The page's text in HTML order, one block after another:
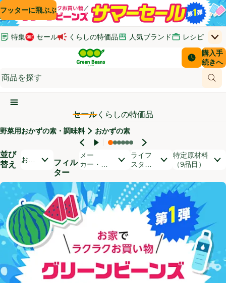
コンテンツに飛ぶ
検索に飛ぶ
フッターに飛ぶ
特集 セール くらしの特価品 人気ブランド レシピ
はじめてのお買い物ガイド
(新しいウィンドウで開く) (新しいウィンドウで開く)
サポート・ヘルプ・お問い合わせ
(新しいウィンドウで開く)
上
Green Beans
商
配送日時
購入手
続きへ
お客さ
￥0
メインメニュ―ボタン
セールくらしの特価品
セール対象商品
野菜用おかずの素・調味料 おかずの素
並び
替え
開いて並び替えオプションのリストを見る
おす
フィル
ター
メー
カー・ブ
ライフ
スタイ
特定原材料
（9品目）
商品リスト